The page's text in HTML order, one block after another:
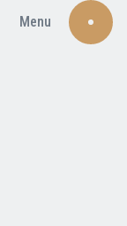
Menu